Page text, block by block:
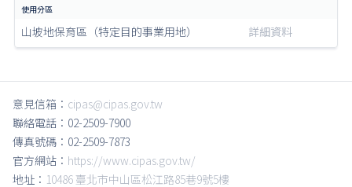
山坡地保育區（特定目的事業用地） 詳細資料
意見信箱： cipas@cipas.gov.tw
聯絡電話：02-2509-7900
傳真號碼：02-2509-7873
官方網站： https://www.cipas.gov.tw/
地址： 10486 臺北市中山區松江路85巷9號5樓